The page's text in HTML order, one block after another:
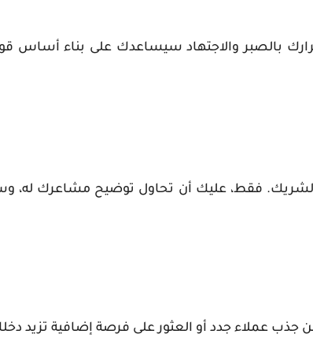
بالصبر والاجتهاد سيساعدك على بناء
فقط، عليك أن تحاول توضيح مشاعرك له،
من جذب عملاء جدد أو العثور على فرصة إضافية تزيد